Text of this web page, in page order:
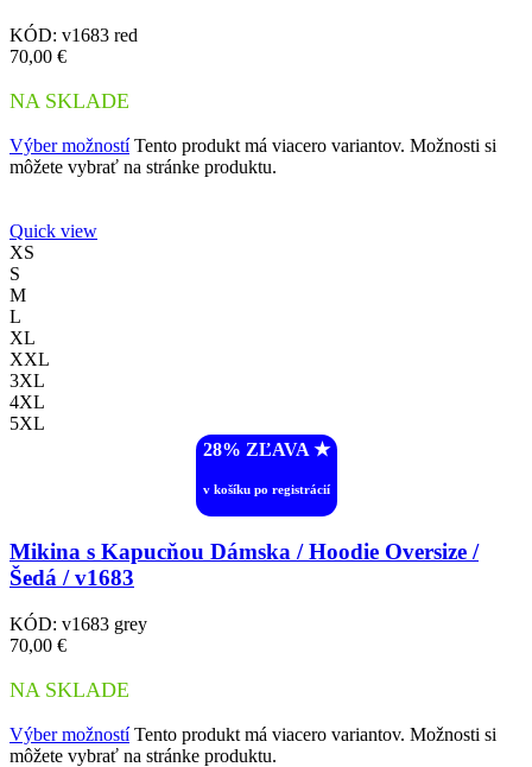
KÓD: v1683 red
70,00 €
NA SKLADE
Výber možností Tento produkt má viacero variantov. Možnosti si
môžete vybrať na stránke produktu.
Quick view
XS
S
M
L
XL
XXL
3XL
4XL
5XL
28% ZĽAVA ︎★
v košíku po registrácií
Mikina s Kapucňou Dámska / Hoodie Oversize /
Šedá / v1683
KÓD: v1683 grey
70,00 €
NA SKLADE
Výber možností Tento produkt má viacero variantov. Možnosti si
môžete vybrať na stránke produktu.